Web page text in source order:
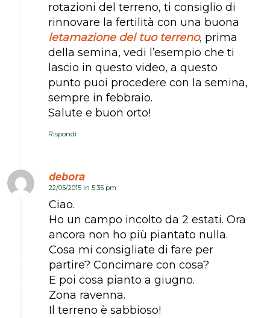
rotazioni del terreno, ti consiglio di
rinnovare la fertilità con una buona
letamazione del tuo terreno, prima
della semina, vedi l’esempio che ti
lascio in questo video, a questo
punto puoi procedere con la semina,
sempre in febbraio.
Salute e buon orto!
Rispondi
debora
dice:
22/05/2015 in 5:35 pm
Ciao.
Ho un campo incolto da 2 estati. Ora
ancora non ho più piantato nulla.
Cosa mi consigliate di fare per
partire? Concimare con cosa?
E poi cosa pianto a giugno.
Zona ravenna.
Il terreno è sabbioso!